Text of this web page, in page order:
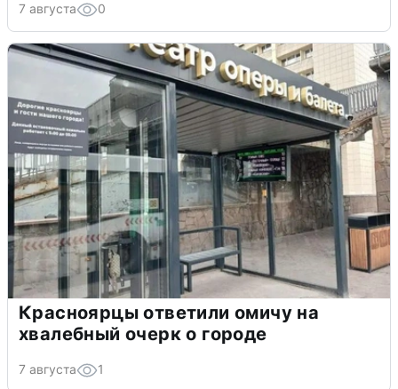
7 августа 0
Красноярцы ответили омичу на
хвалебный очерк о городе
7 августа 1